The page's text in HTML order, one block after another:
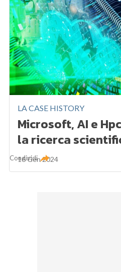
LA CASE HISTORY
Microsoft, AI e
la ricerca
16 Gen 2024
Condividi